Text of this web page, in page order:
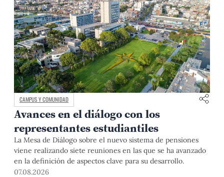
CAMPUS Y COMUNIDAD
Avances en el diálogo con los
representantes estudiantiles
La Mesa de Diálogo sobre el nuevo sistema de pensiones
viene realizando siete reuniones en las que se ha avanzado
en la definición de aspectos clave para su desarrollo.
07.08.2026